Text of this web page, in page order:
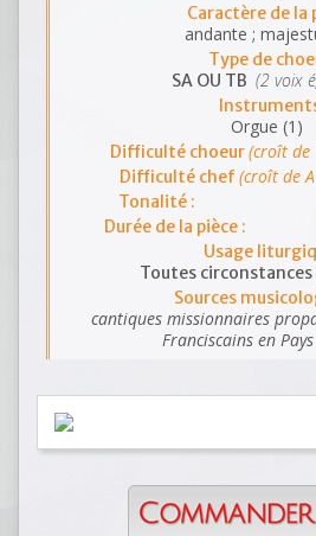
Caractère de la
andante ;
Type de
SA OU TB (2 voix
Orgue (1)
Difficulté choeur(croît de
Difficulté chef(croît de
Tonalité :
Durée de la pièce :
Usage
Toutes circonstances
Sources
cantiques missionnaires
Franciscains en